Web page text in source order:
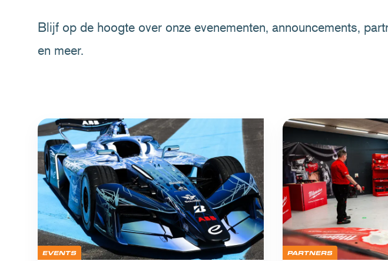
Blijf op de hoogte over onze evenementen, announcements,
en meer.
EVENTS PARTNERS